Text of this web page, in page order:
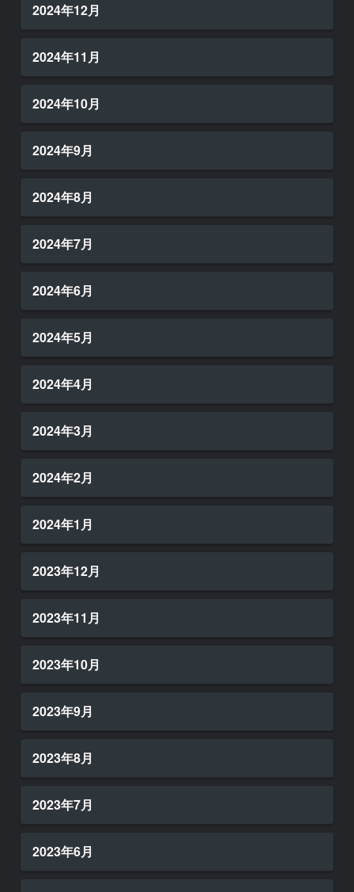
2024年12月
2024年11月
2024年10月
2024年9月
2024年8月
2024年7月
2024年6月
2024年5月
2024年4月
2024年3月
2024年2月
2024年1月
2023年12月
2023年11月
2023年10月
2023年9月
2023年8月
2023年7月
2023年6月